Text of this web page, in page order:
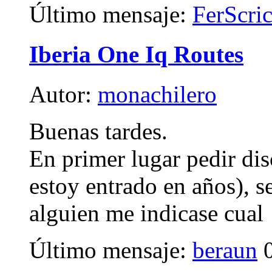
Último mensaje:
Iberia One Iq Routes
Autor: monachilero
Buenas tardes.
En primer lugar pedir
estoy entrado en años),
alguien me indicase cual
Último mensaje: beraun